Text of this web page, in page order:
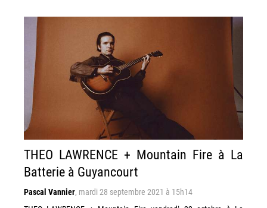
THEO LAWRENCE + Mountain Fire à La
Batterie à Guyancourt
Pascal Vannier, mardi 28 septembre 2021 à 15h14